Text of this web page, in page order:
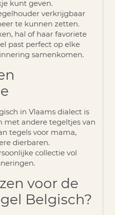
kunt geven.
verkrijgbaar
te kunnen zetten.
hal of haar favoriete
past perfect op elke
samenkomen.
in Vlaams dialect is
met andere tegeltjes van
tegels voor mama,
dierbaren.
collectie vol
voor de
Belgisch?